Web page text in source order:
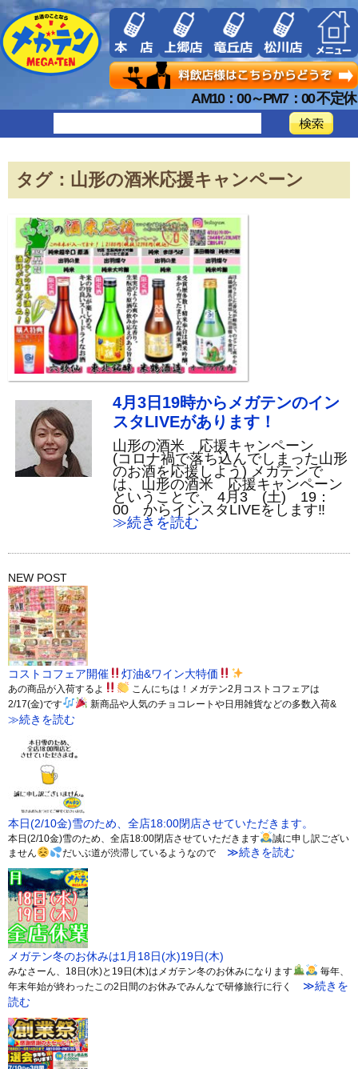
AM10：00～PM7：00 不定休
タグ：山形の酒米応援キャンペーン
4月3日19時からメガテンのイン
スタLIVEがあります！
山形の酒米 応援キャンペーン
(コロナ禍で落ち込んでしまった山形
のお酒を応援しよう) メガテンで
は、山形の酒米 応援キャンペーン
ということで、 4月3 (土) 19：
00 からインスタLIVEをします‼
≫続きを読む
NEW POST
コストコフェア開催 灯油&ワイン大特価
あの商品が入荷するよ
こんにちは！メガテン2月コストコフェアは
2/17(金)です
新商品や人気のチョコレートや日用雑貨などの多数入荷&
≫続きを読む
本日(2/10金)雪のため、全店18:00閉店させていただきます。
本日(2/10金)雪のため、全店18:00閉店させていただきます
誠に申し訳ござい
ません
だいぶ道が渋滞しているようなので≫続きを読む
メガテン冬のお休みは1月18日(水)19日(木)
みなさーん、18日(水)と19日(木)はメガテン冬のお休みになります
毎年、
年末年始が終わったこの2日間のお休みでみんなで研修旅行に行く
≫続きを
読む